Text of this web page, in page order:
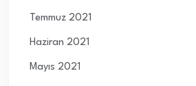
Temmuz 2021
Haziran 2021
Mayıs 2021